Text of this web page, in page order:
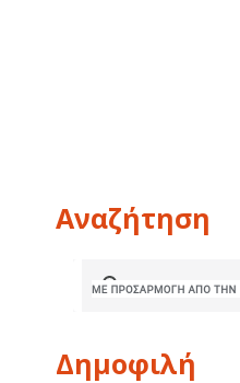
Αναζήτηση
Δημοφιλή